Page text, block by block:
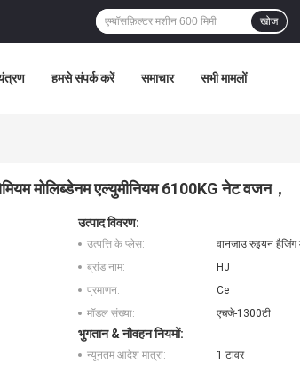
खोज
हमसे संपर्क करें समाचार सभी मामलों
मोलिब्डेनम एल्युमीनियम 6100KG नेट वजन，
उत्पाद विवरण:
उत्पत्ति के प्लेस:
वानजाउ रुइयन हैजिंग
ब्रांड नाम:
HJ
प्रमाणन:
Ce
मॉडल संख्या:
एचजे-1300टी
भुगतान & नौवहन नियमों:
न्यूनतम आदेश मात्रा:
1 टावर